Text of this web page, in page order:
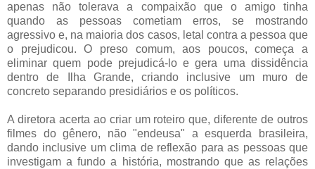
apenas não tolerava a compaixão que o amigo tinha
quando as pessoas cometiam erros, se mostrando
agressivo e, na maioria dos casos, letal contra a pessoa que
o prejudicou. O preso comum, aos poucos, começa a
eliminar quem pode prejudicá-lo e gera uma dissidência
dentro de Ilha Grande, criando inclusive um muro de
concreto separando presidiários e os políticos.
A diretora acerta ao criar um roteiro que, diferente de outros
filmes do gênero, não "endeusa" a esquerda brasileira,
dando inclusive um clima de reflexão para as pessoas que
investigam a fundo a história, mostrando que as relações